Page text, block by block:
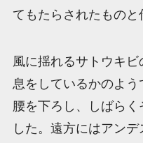
てもたらされたものと
風に揺れるサトウキ
息をしているかのよ
腰を下ろし、しばら
した。遠方にはアン